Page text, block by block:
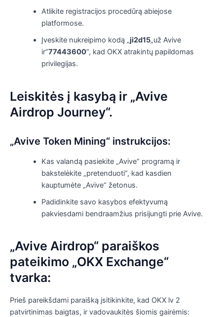
Atlikite registracijos procedūrą abiejose
platformose.
Įveskite nukreipimo kodą „ji2d15„už Avive
ir”77443600“, kad OKX atrakintų papildomas
privilegijas.
Leiskitės į kasybą ir „Avive
Airdrop Journey“.
„Avive Token Mining“ instrukcijos:
Kas valandą pasiekite „Avive“ programą ir
bakstelėkite „pretenduoti“, kad kasdien
kauptumėte „Avive“ žetonus.
Padidinkite savo kasybos efektyvumą
pakviesdami bendraamžius prisijungti prie Avive.
„Avive Airdrop“ paraiškos
pateikimo „OKX Exchange“
tvarka:
Prieš pareikšdami paraišką įsitikinkite, kad OKX lv 2
patvirtinimas baigtas, ir vadovaukitės šiomis gairėmis: